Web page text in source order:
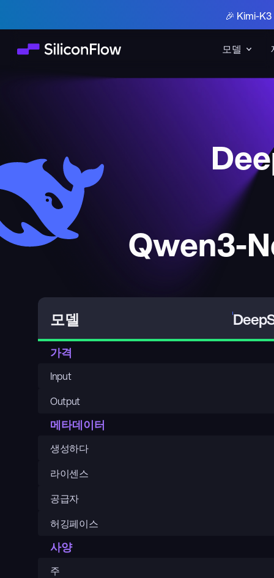
모델
🎉 Kimi-
Qwen3-
모델
가격
Input
Output
메타데이터
생성하다
라이센스
공급자
허깅페이스
사양
주